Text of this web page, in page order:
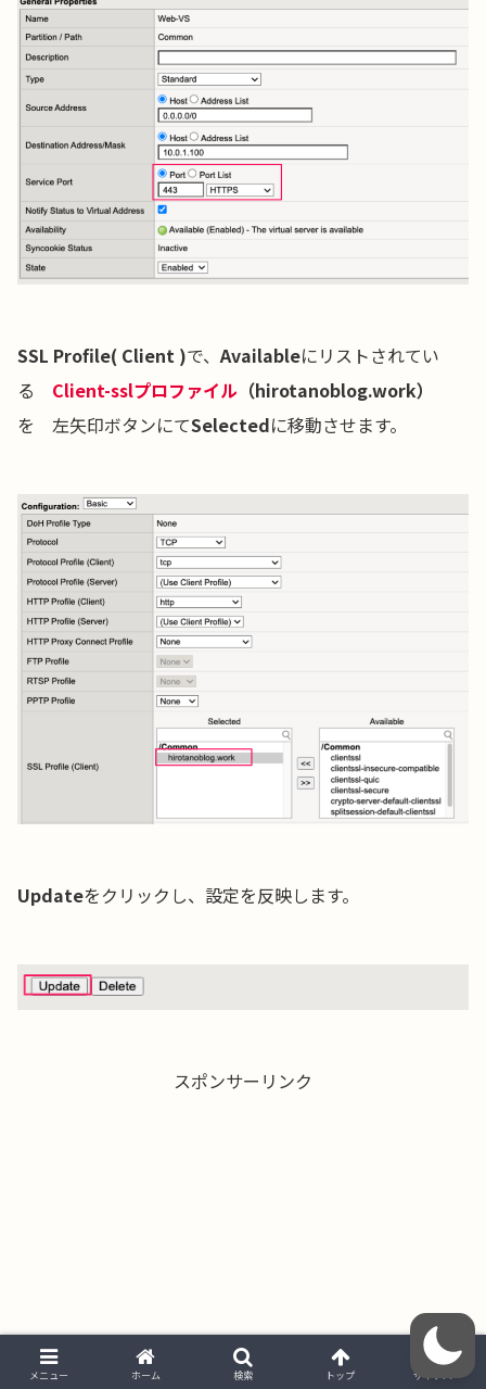
SSL Profile( Client )で、 Availableにリストされてい
る Client-sslプロファイル （hirotanoblog.work）
を 左矢印ボタンにてSelectedに移動させます。
Updateをクリックし、設定を反映します。
スポンサーリンク
メニュー ホーム 検索 トップ サイドバー